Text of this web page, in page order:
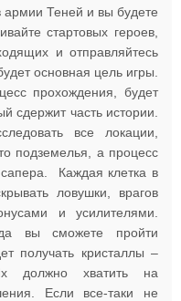
армии Теней и вы будете
стартовых героев,
и отправляйтесь
основная цель игры.
прохождения, будет
сдержит часть истории.
все локации,
подземелья, а процесс
Каждая клетка в
ловушки, врагов
и усилителями.
вы сможете пройти
получать кристаллы –
должно хватить на
Если все-таки не